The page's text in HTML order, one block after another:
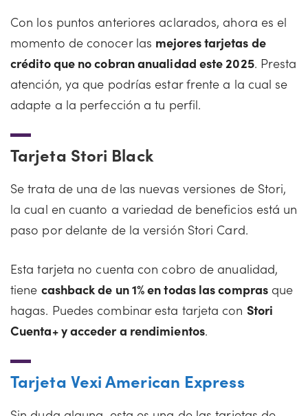
Con los puntos anteriores aclarados, ahora es el
momento de conocer las mejores tarjetas de
crédito que no cobran anualidad este 2025. Presta
atención, ya que podrías estar frente a la cual se
adapte a la perfección a tu perfil.
Tarjeta Stori Black
Se trata de una de las nuevas versiones de Stori,
la cual en cuanto a variedad de beneficios está un
paso por delante de la versión Stori Card.
Esta tarjeta no cuenta con cobro de anualidad,
tiene cashback de un 1% en todas las comprasque
hagas. Puedes combinar esta tarjeta con Stori
Cuenta+ y acceder a rendimientos.
Tarjeta Vexi American Express